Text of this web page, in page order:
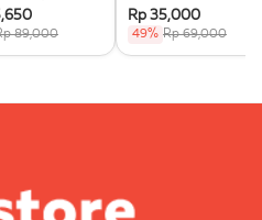
89,000
Muhammad Saw.
Rp 35,000
49% Rp 69,000